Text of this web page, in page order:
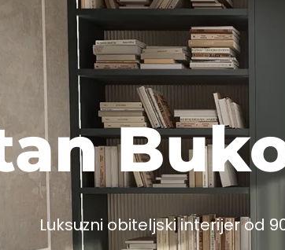
Luksuzni obiteljski interijer od